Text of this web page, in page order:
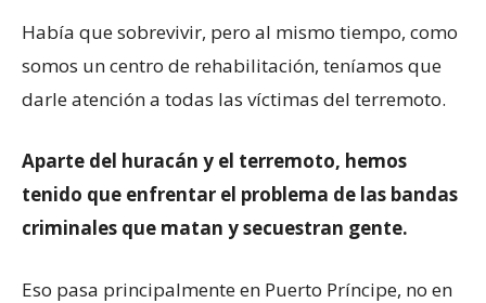
Había que sobrevivir, pero al mismo tiempo, como
somos un centro de rehabilitación, teníamos que
darle atención a todas las víctimas del terremoto.
Aparte del huracán y el terremoto, hemos
tenido que enfrentar el problema de las bandas
criminales que matan y secuestran gente.
Eso pasa principalmente en Puerto Príncipe, no en